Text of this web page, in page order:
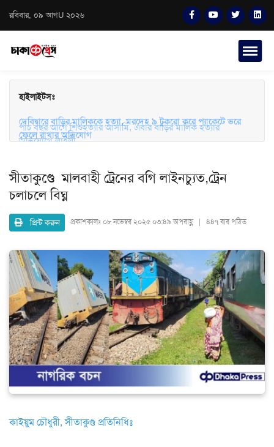
রবিবার, ০৯ আগU ২০২৬
হাইলাইটসঃ
পাঁচ বছর আগে শিশুহত্যার আসামি, এবার বাড়ির মালিক হত্যার
ফেলে রাখার অভিযোগ
সীতাকুণ্ডে মালবাহী ট্রেনের বগি লাইনচ্যুত,ট্রেন
চলাচলে বিঘ্ন
প্রিন্ট করুন প্রকাশকালঃ ০৮ নভেম্বর ২০২৫ ০৩:৪৯ অপরাহ্ণ | ৪৪৭ বার পঠিত
কাইয়ুম চৌধুরী, সীতাকুণ্ড প্রতিনিধিঃ